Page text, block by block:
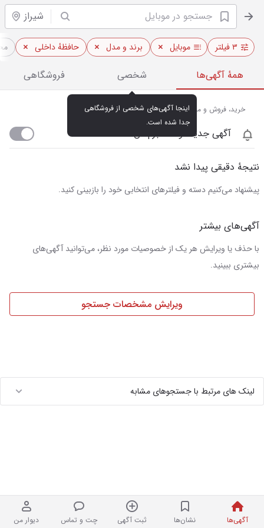
شیراز
آگهی‌ها نشان‌ها ثبت آگهی چت و تماس دیوار من
۳ فیلتر موبایل برند و مدل حافظهٔ داخلی
همهٔ آگهی‌ها شخصی فروشگاهی
جدا شده است.
خرید، فروش و مشاهده قیمت روز موبایل در شیراز
آگهی جدید اومد خبرم کن
نتیجهٔ دقیقی پیدا نشد
پیشنهاد می‌کنیم دسته و فیلترهای انتخابی خود را بازبینی کنید.
آگهی‌های بیشتر
با حذف یا ویرایش هر یک از خصوصیات مورد نظر، می‌توانید آگهی‌های
بیشتری ببینید.
ویرایش مشخصات جستجو
لینک های مرتبط با جستجوهای مشابه